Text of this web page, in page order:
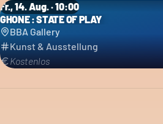
Fr., 14. Aug. · 10:00
GHONE : STATE OF PLAY
BBA Gallery
Kunst & Ausstellung
Kostenlos